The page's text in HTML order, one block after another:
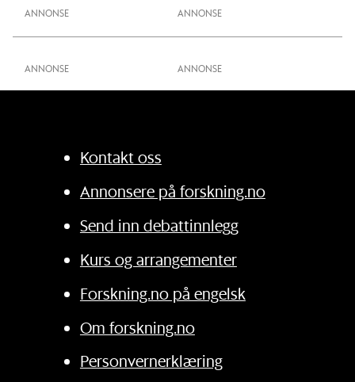
ANNONSE
ANNONSE
Kontakt oss
Annonsere på forskning.no
Send inn debattinnlegg
Kurs og arrangementer
Forskning.no på engelsk
Om forskning.no
Personvernerklæring